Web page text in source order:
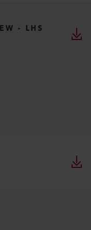
- LHS